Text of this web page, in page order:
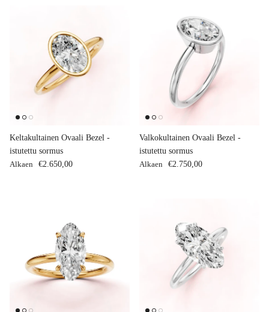
Keltakultainen Ovaali Bezel -
istutettu sormus
Normaalihinta
Alkaen €2.650,00
Valkokultainen Ovaali Bezel -
istutettu sormus
Normaalihinta
Alkaen €2.750,00